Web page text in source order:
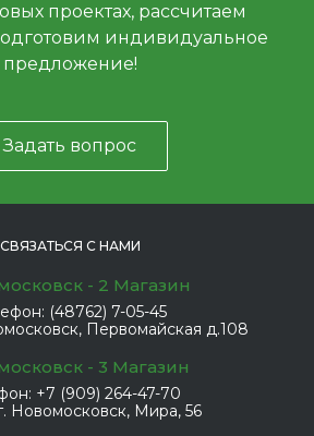
проектах, рассчитаем
индивидуальное
предложение!
Задать вопрос
СВЯЗАТЬСЯ С НАМИ
- 2 Магазин
(48762) 7-05-45
Первомайская д.108
- 3 Магазин
+7 (909) 264-47-70
Новомосковск, Мира, 56